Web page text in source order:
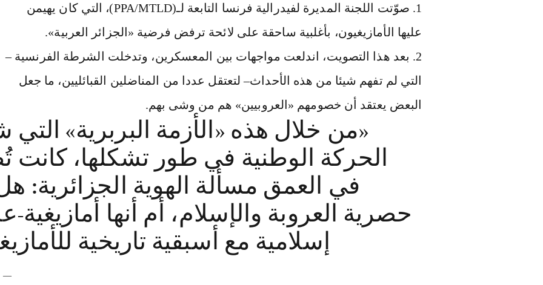
صوّتت اللجنة المديرة لفيدرالية فرنسا التابعة لـ(PPA/MTLD)، التي كان يهيمن
عليها الأمازيغيون، بأغلبية ساحقة على لائحة ترفض فرضية «الجزائر العربية».
بعد هذا التصويت، اندلعت مواجهات بين المعسكرين، وتدخلت الشرطة الفرنسية –
التي لم تفهم شيئا من هذه الأحداث– لتعتقل عددا من المناضلين القبائليين، ما جعل
البعض يعتقد أن خصومهم «العروبيين» هم من وشى بهم.
«من خلال هذه «الأزمة البربرية»
الحركة الوطنية في طور تشكلها، كانت
في العمق مسألة الهوية الجزائرية:
حصرية العروبة والإسلام، أم أنها أمازيغية-
إسلامية مع أسبقية تاريخية